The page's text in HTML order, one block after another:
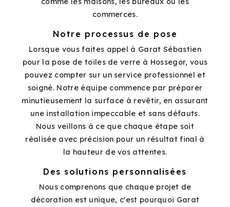
commerces.
Notre processus de pose
Lorsque vous faites appel à Garat Sébastien
pour la pose de toiles de verre à Hossegor, vous
pouvez compter sur un service professionnel et
soigné. Notre équipe commence par préparer
minutieusement la surface à revêtir, en assurant
une installation impeccable et sans défauts.
Nous veillons à ce que chaque étape soit
réalisée avec précision pour un résultat final à
la hauteur de vos attentes.
Des solutions personnalisées
Nous comprenons que chaque projet de
décoration est unique, c'est pourquoi Garat